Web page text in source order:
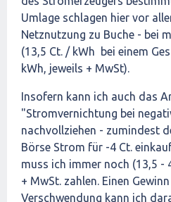
Umlage schlagen hier vor
Netznutzung zu Buche - bei
(13,5 Ct. / kWh bei einem
kWh, jeweils + MwSt).
Insofern kann ich auch das
"Stromvernichtung bei
nachvollziehen - zumindest
Börse Strom für -4 Ct.
muss ich immer noch (13,5 -
+ MwSt. zahlen. Einen
Verschwendung kann ich